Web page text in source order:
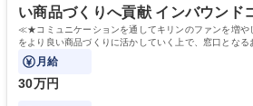
い商品づくりへ貢献 インバウンド
≪★コミュニケーションを通してキリンのファンを増
をより良い商品づくりに活かしていく上で、窓口となる
月給
30万円